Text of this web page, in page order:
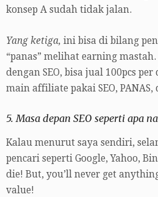
konsep A sudah tidak jalan.
Yang ketiga, ini bisa di bilang
“panas” melihat earning
dengan SEO, bisa jual 100pcs
main affiliate pakai SEO,
5. Masa depan SEO seperti apa
Kalau menurut saya sendiri,
pencari seperti Google, Yahoo,
die! But, you’ll never get
value!